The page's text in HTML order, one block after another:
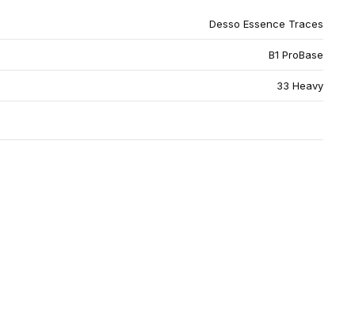
Desso Essence Traces
B1 ProBase
33 Heavy